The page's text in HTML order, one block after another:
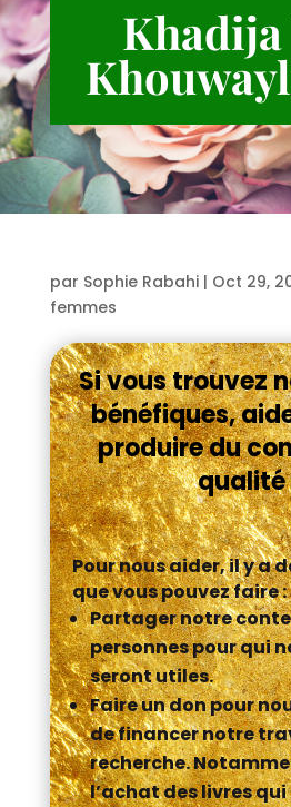
par Sophie Rabahi| Oct 29,
femmes
Si vous trouvez
bénéfiques,
produire du
qualité
Pour nous aider, il y a
que vous pouvez faire :
Partager notre
personnes pour qui
seront utiles.
Faire un don pour
de financer notre
recherche.
l’achat des livres